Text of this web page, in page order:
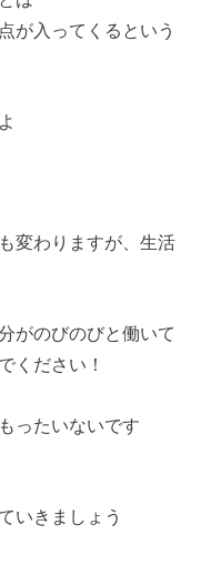
が入ってくるという
変わりますが、生活
がのびのびと働いて
ください！
ったいないです
いきましょう